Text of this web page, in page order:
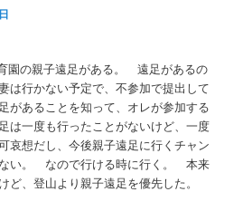
園の親子遠足がある。 遠足があるの
行かない予定で、不参加で提出して
あることを知って、オレが参加する
一度も行ったことがないけど、一度
哀想だし、今後親子遠足に行くチャン
い。 なので行ける時に行く。 本来
ど、登山より親子遠足を優先した。